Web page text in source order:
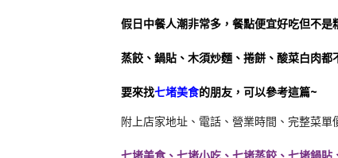
假日中餐人潮非常多，餐點便宜好吃但不是
蒸餃、鍋貼、木須炒麵、捲餅、酸菜白肉都
要來找七堵美食的朋友，可以參考這篇~
附上店家地址、電話、營業時間、完整菜單